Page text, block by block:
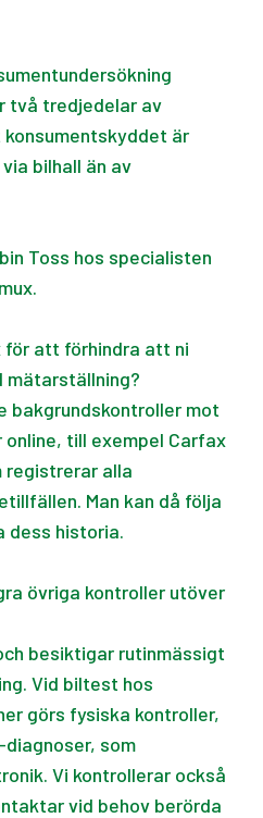
två tredjedelar av
är
bilhall än av
Toss hos specialisten
för att förhindra att ni
mätarställning?
bakgrundskontroller mot
till exempel Carfax
registrerar alla
Man kan då följa
dess historia.
övriga kontroller utöver
besiktigar rutinmässigt
Vid biltest hos
görs fysiska kontroller,
som
Vi kontrollerar också
vid behov berörda